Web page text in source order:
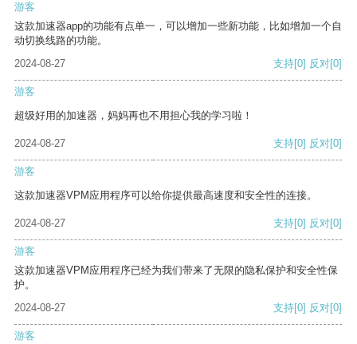
游客
这款加速器app的功能有点单一，可以增加一些新功能，比如增加一个自
动切换线路的功能。
2024-08-27
支持[0] 反对[0]
游客
超级好用的加速器，妈妈再也不用担心我的学习啦！
2024-08-27 支持[0] 反对[0]
游客
这款加速器VPM应用程序可以给你提供最高速度和安全性的连接。
2024-08-27 支持[0] 反对[0]
游客
这款加速器VPM应用程序已经为我们带来了无限的隐私保护和安全性保
护。
2024-08-27
支持[0] 反对[0]
游客